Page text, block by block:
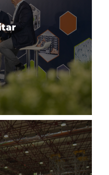
na Empack e
Porto, o evento líder
e logística em